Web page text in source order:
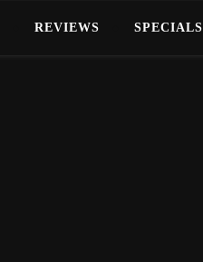
REVIEWS SPECIALS